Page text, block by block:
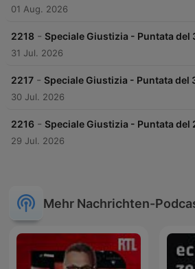
01 Aug. 2026
2218 - Speciale Giustizia - Puntata del
31 Jul. 2026
2217 - Speciale Giustizia - Puntata del
30 Jul. 2026
2216 - Speciale Giustizia - Puntata del
29 Jul. 2026
Mehr Nachrichten-